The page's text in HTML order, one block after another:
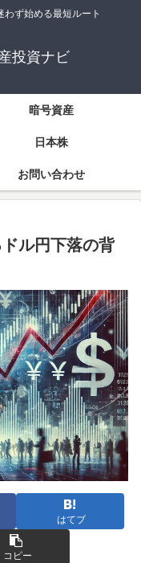
ず始める最短ルート
投資ナビ
暗号資産
日本株
お問い合わせ
ル円下落の背
はてブ
コピー